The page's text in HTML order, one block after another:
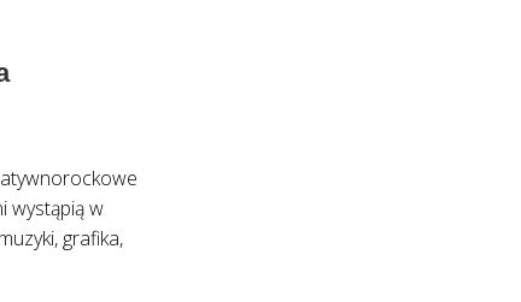
wystąpią w
grafika,